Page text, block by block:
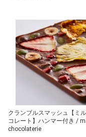
クランブルスマッシュ【ミ
コレート】ハンマー付き /
chocolaterie